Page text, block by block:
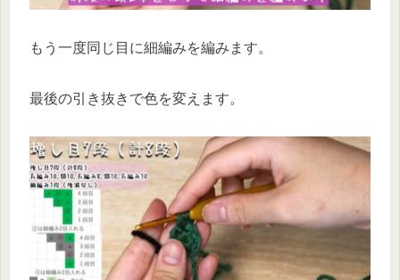
もう一度同じ目に細編みを編みます。
最後の引き抜きで色を変えます。